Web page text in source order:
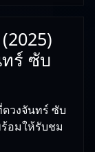
ร์ ซับ
วงจันทร์ ซับ
อมให้รับชม